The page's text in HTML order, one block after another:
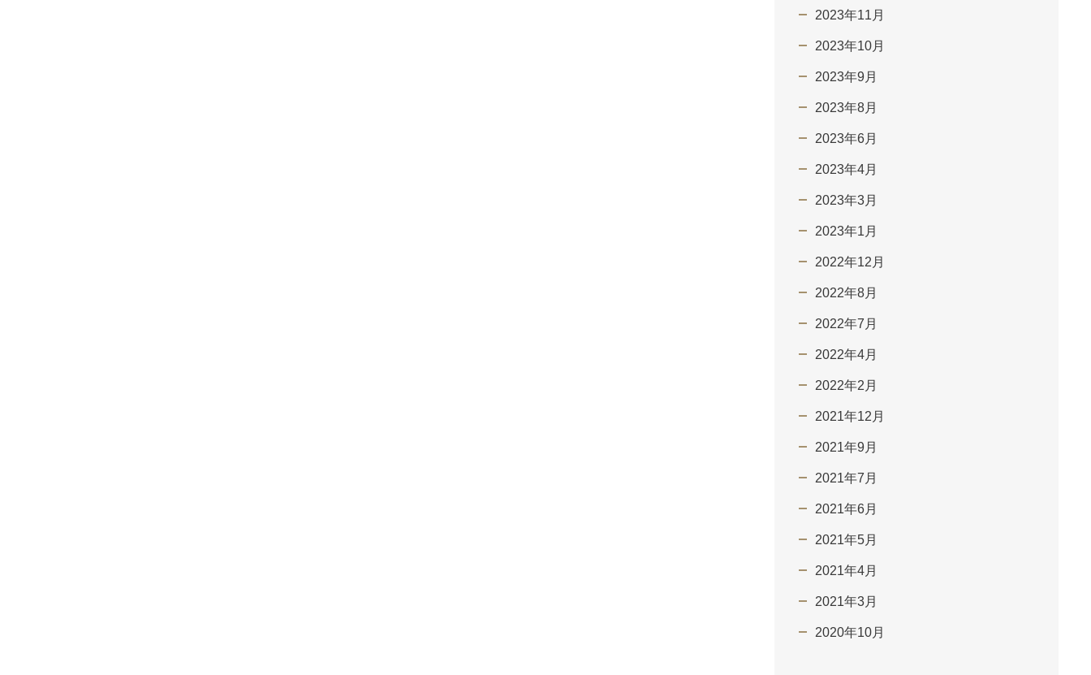
2023年11月
2023年10月
2023年9月
2023年8月
2023年6月
2023年4月
2023年3月
2023年1月
2022年12月
2022年8月
2022年7月
2022年4月
2022年2月
2021年12月
2021年9月
2021年7月
2021年6月
2021年5月
2021年4月
2021年3月
2020年10月